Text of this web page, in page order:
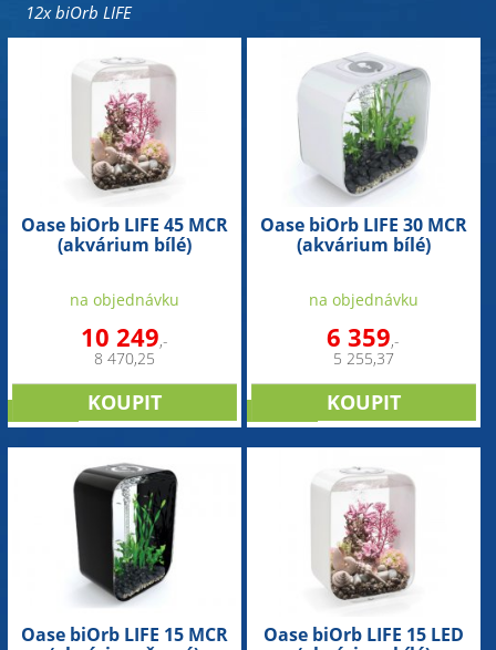
12x biOrb LIFE
Oase biOrb LIFE 45 MCR
(akvárium bílé)
na objednávku
10 249,-
8 470,25
Oase biOrb LIFE 30 MCR
(akvárium bílé)
na objednávku
6 359,-
5 255,37
Oase biOrb LIFE 15 MCR
Oase biOrb LIFE 15 LED